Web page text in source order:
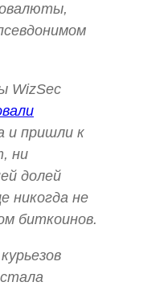
WizSec
и пришли к
ни
долей
никогда не
биткоинов.